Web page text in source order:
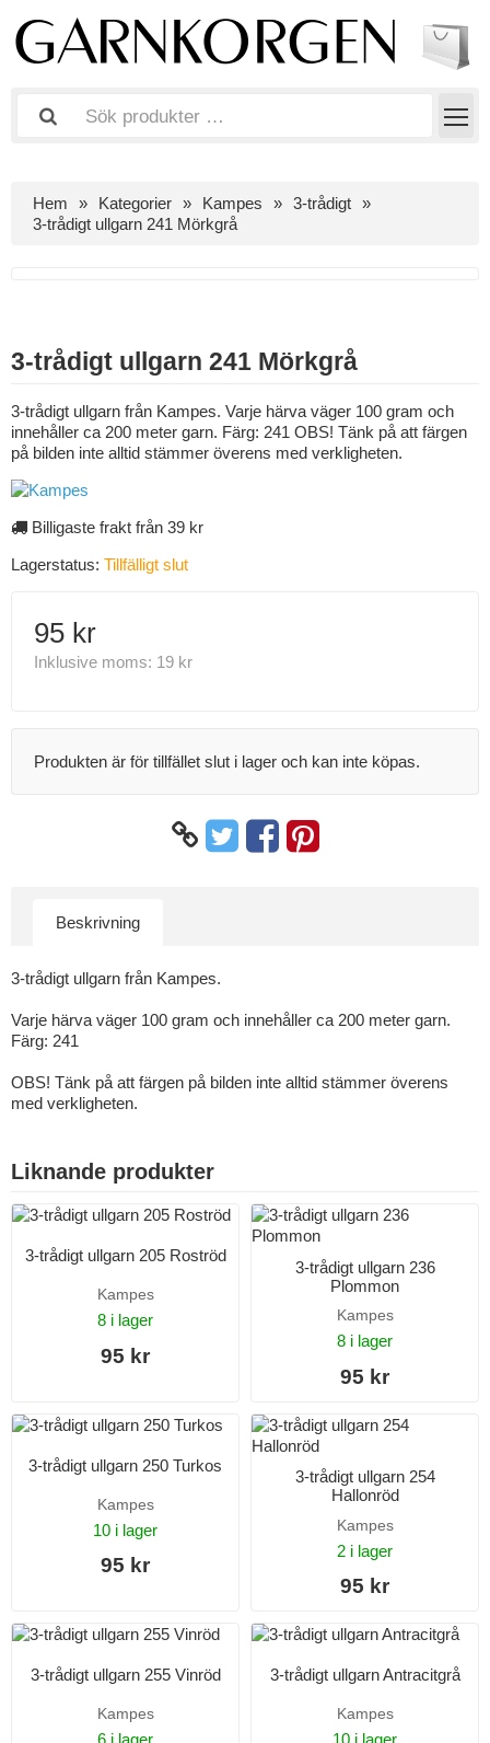
Hem Kategorier Kampes
3-trådigt
3-trådigt ullgarn 241 Mörkgrå
3-trådigt ullgarn 241 Mörkgrå
3-trådigt ullgarn från Kampes. Varje härva väger 100 gram och
innehåller ca 200 meter garn. Färg: 241 OBS! Tänk på att färgen
på bilden inte alltid stämmer överens med verkligheten.
Billigaste frakt från 39 kr
Lagerstatus: Tillfälligt slut
95 kr
Inklusive moms: 19 kr
Produkten är för tillfället slut i lager och kan inte köpas.
Beskrivning
3-trådigt ullgarn från Kampes.
Varje härva väger 100 gram och innehåller ca 200 meter garn.
Färg: 241
OBS! Tänk på att färgen på bilden inte alltid stämmer överens
med verkligheten.
Liknande produkter
3-trådigt ullgarn 205 Roströd
Kampes
8 i lager
95 kr
3-trådigt ullgarn 236
Plommon
Kampes
8 i lager
95 kr
3-trådigt ullgarn 250 Turkos
Kampes
10 i lager
95 kr
3-trådigt ullgarn 254
Hallonröd
Kampes
2 i lager
95 kr
3-trådigt ullgarn 255 Vinröd
Kampes
6 i lager
3-trådigt ullgarn Antracitgrå
Kampes
10 i lager